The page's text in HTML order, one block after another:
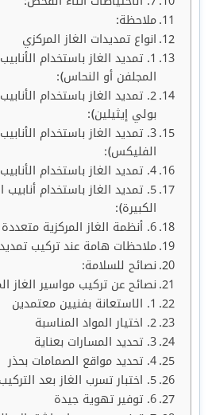
ملاحظة:
انواع تمديدات الغاز المركزي
1. تمديد الغاز باستخدام
المجلفن أو النحاس):
بولي إيثيلين):
3. تمديد الغاز باستخدام
الفليكس):
4. تمديد الغاز باستخدام الأنابيب المركبة (الفايبر):
5. تمديد الغاز باستخدام
الكبيرة):
6. أنظمة الغاز المركزية متعددة الخطوط:
ملاحظات هامة عند تركيب
نصائح للسلامة:
نصائح عن تركيب مواسير الغاز
1. الاستعانة بفنيين معتمدين
2. اختيار المواد المناسبة
3. تحديد المسارات بعناية
4. تحديد مواقع الصمامات بحذر
5. اختبار تسرب الغاز بعد التركيب
6. توفير تهوية جيدة